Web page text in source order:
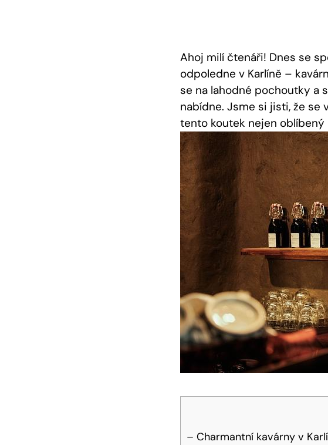
Ahoj milí čtenáři! Dnes se
odpoledne v Karlíně –
se na lahodné pochoutky a
nabídne. Jsme si jisti, že se
tento koutek nejen oblíbený
– Charmantní kavárny v